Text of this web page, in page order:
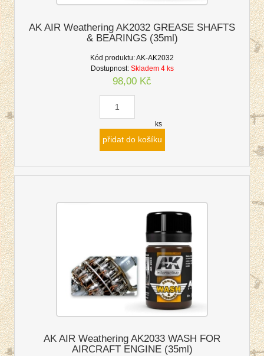
AK AIR Weathering AK2032 GREASE SHAFTS
& BEARINGS (35ml)
Kód produktu:AK-AK2032
Dostupnost: Skladem 4 ks
98,00 Kč
ks
přidat do košíku
AK AIR Weathering AK2033 WASH FOR
AIRCRAFT ENGINE (35ml)